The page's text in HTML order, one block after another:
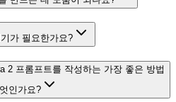
가 필요한가요?
2 프롬프트를 작성하는 가장 좋은 방법
인가요?